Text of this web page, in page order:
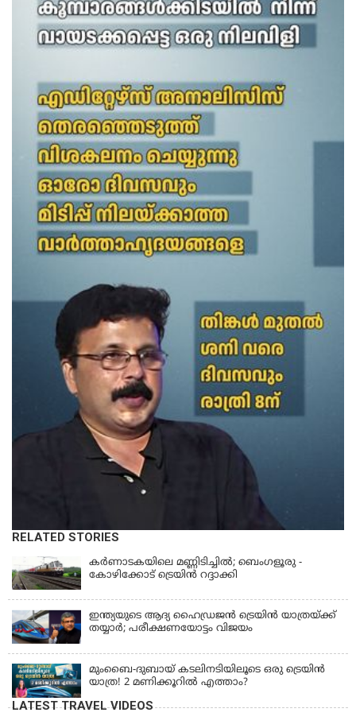
RELATED STORIES
കര്‍ണാടകയിലെ മണ്ണിടിച്ചില്‍; ബെംഗളൂരു -
കോഴിക്കോട് ട്രെയിൻ റദ്ദാക്കി
ഇന്ത്യയുടെ ആദ്യ ഹൈഡ്രജൻ ട്രെയിൻ യാത്രയ്ക്ക്
തയ്യാർ; പരീക്ഷണയോട്ടം വിജയം
മുംബൈ-ദുബായ് കടലിനടിയിലൂടെ ഒരു ട്രെയിൻ
യാത്ര! 2 മണിക്കൂറിൽ എത്താം?
LATEST TRAVEL VIDEOS